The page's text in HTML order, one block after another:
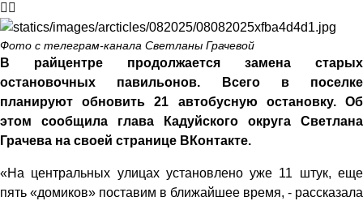
Фото с телеграм-канала Светланы Грачевой
В райцентре продолжается замена старых
остановочных павильонов. Всего в поселке
планируют обновить 21 автобусную остановку. Об
этом сообщила глава Кадуйского округа Светлана
Грачева на своей странице ВКонтакте.
«На центральных улицах установлено уже 11 штук, еще
пять «домиков» поставим в ближайшее время, - рассказала